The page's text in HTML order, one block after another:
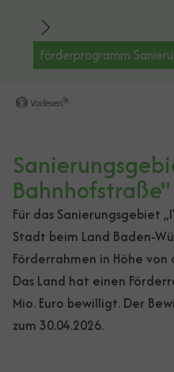
Förderprogramm
Bahnhofstraße"
Für das Sanierungsgebiet
Stadt beim Land Baden-
Förderrahmen in Höhe von
Das Land hat einen
Mio. Euro bewilligt. Der
zum 30.04.2026.